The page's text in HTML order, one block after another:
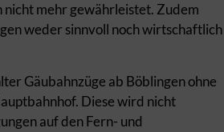
mehr gewährleistet. Zudem
weder sinnvoll noch wirtschaftlich
Gäubahnzüge ab Böblingen ohne
Diese wird nicht
auf den Fern- und